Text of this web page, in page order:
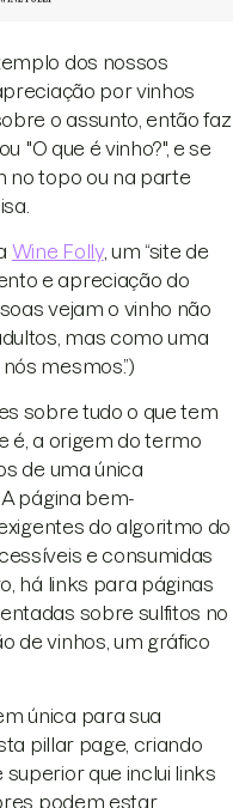
dos nossos
por vinhos
o assunto, então faz
"O que é vinho?", e se
no topo ou na parte
Wine Folly, um “site de
e apreciação do
vejam o vinho não
mas como uma
mesmos.”)
sobre tudo o que tem
é, a origem do termo
de uma única
página bem-
do algoritmo do
e consumidas
há links para páginas
sobre sulfitos no
de vinhos, um gráfico
única para sua
pillar page, criando
que inclui links
podem estar